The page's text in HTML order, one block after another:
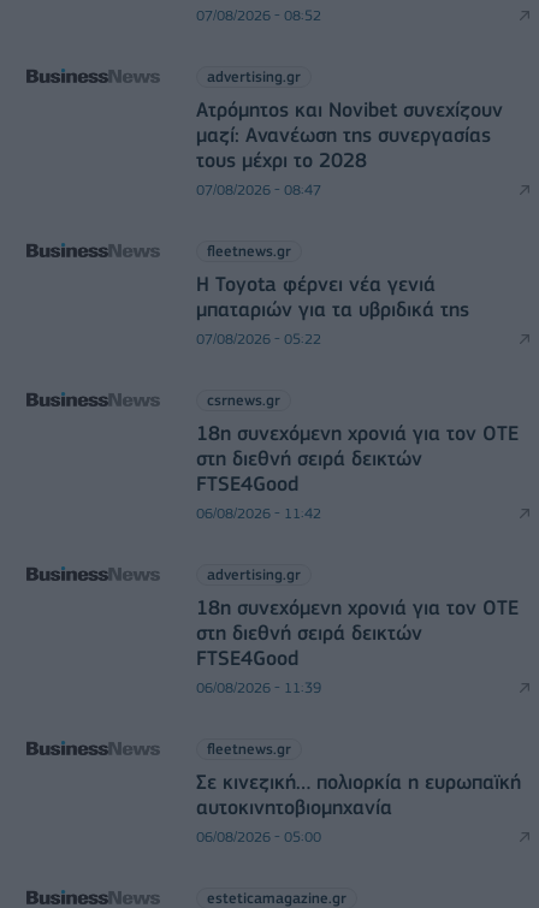
07/08/2026 - 08:52
advertising.gr
Ατρόμητος και Novibet συνεχίζουν
μαζί: Ανανέωση της συνεργασίας
τους μέχρι το 2028
07/08/2026 - 08:47
fleetnews.gr
Η Toyota φέρνει νέα γενιά
μπαταριών για τα υβριδικά της
07/08/2026 - 05:22
csrnews.gr
18η συνεχόμενη χρονιά για τον ΟΤΕ
στη διεθνή σειρά δεικτών
FTSE4Good
06/08/2026 - 11:42
advertising.gr
18η συνεχόμενη χρονιά για τον ΟΤΕ
στη διεθνή σειρά δεικτών
FTSE4Good
06/08/2026 - 11:39
fleetnews.gr
Σε κινεζική… πολιορκία η ευρωπαϊκή
αυτοκινητοβιομηχανία
06/08/2026 - 05:00
esteticamagazine.gr